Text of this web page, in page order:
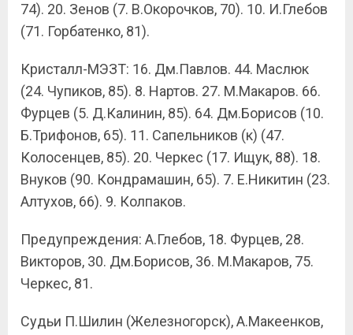
74). 20. Зенов (7. В.Окорочков, 70). 10. И.Глебов
(71. Горбатенко, 81).
Кристалл-МЭЗТ: 16. Дм.Павлов. 44. Маслюк
(24. Чупиков, 85). 8. Нартов. 27. М.Макаров. 66.
Фурцев (5. Д.Калинин, 85). 64. Дм.Борисов (10.
Б.Трифонов, 65). 11. Сапельников (к) (47.
Колосенцев, 85). 20. Черкес (17. Ищук, 88). 18.
Внуков (90. Кондрамашин, 65). 7. Е.Никитин (23.
Алтухов, 66). 9. Колпаков.
Предупреждения: А.Глебов, 18. Фурцев, 28.
Викторов, 30. Дм.Борисов, 36. М.Макаров, 75.
Черкес, 81.
Судьи П.Шилин (Железногорск), А.Макеенков,